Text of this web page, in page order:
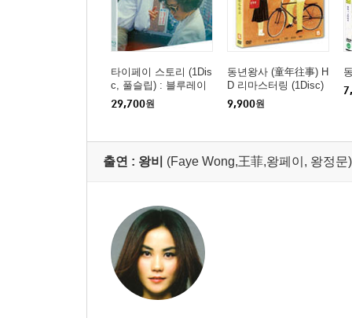
타이페이 스토리 (1Dis
c, 풀슬립) : 블루레이
29,700원
동년왕사 (童年往事) H
D 리마스터링 (1Disc)
9,900원
출연 : 왕비 (Faye Wong,王菲,왕페이, 왕정문)